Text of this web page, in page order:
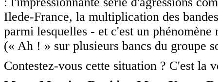
Ilede-France, la multiplication des
parmi lesquelles - et c'est un
(« Ah ! » sur plusieurs bancs du groupe
Contestez-vous cette situation ? C'est la